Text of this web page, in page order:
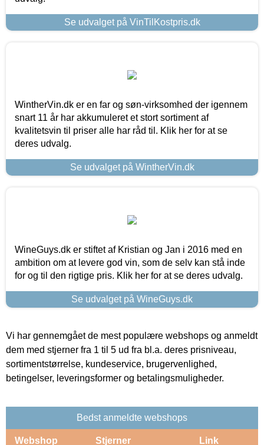
Se udvalget på VinTilKostpris.dk
WintherVin.dk er en far og søn-virksomhed der igennem
snart 11 år har akkumuleret et stort sortiment af
kvalitetsvin til priser alle har råd til. Klik her for at se
deres udvalg.
Se udvalget på WintherVin.dk
WineGuys.dk er stiftet af Kristian og Jan i 2016 med en
ambition om at levere god vin, som de selv kan stå inde
for og til den rigtige pris. Klik her for at se deres udvalg.
Se udvalget på WineGuys.dk
Vi har gennemgået de mest populære webshops og anmeldt
dem med stjerner fra 1 til 5 ud fra bl.a. deres prisniveau,
sortimentstørrelse, kundeservice, brugervenlighed,
betingelser, leveringsformer og betalingsmuligheder.
Bedst anmeldte webshops
Webshop Stjerner Link